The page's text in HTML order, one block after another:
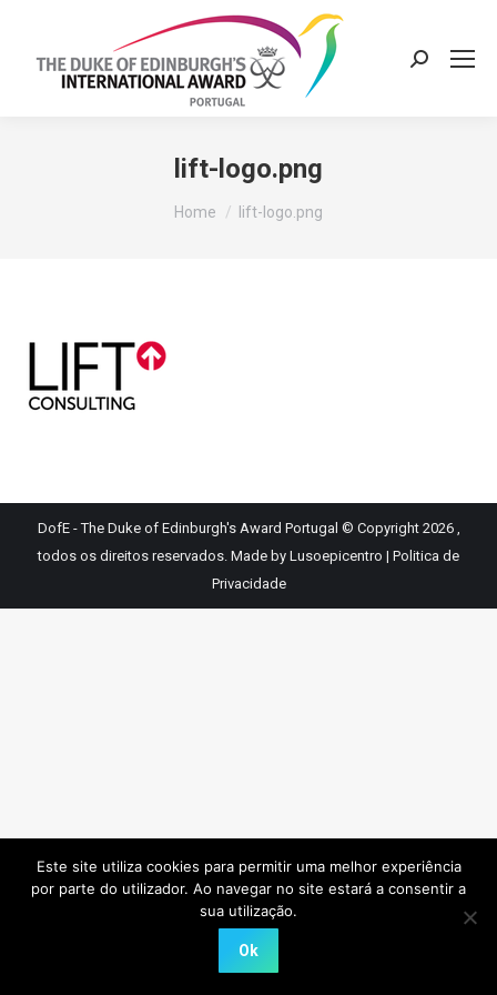
Search:
lift-logo.png
You are here:
Home lift-logo.png
DofE - The Duke of Edinburgh's Award Portugal © Copyright 2026 ,
todos os direitos reservados. Made by Lusoepicentro | Politica de
Privacidade
Este site utiliza cookies para permitir uma melhor experiência
por parte do utilizador. Ao navegar no site estará a consentir a
sua utilização.
Ok